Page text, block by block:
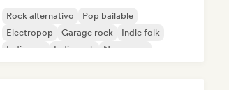
Rock alternativo
Pop bailable
Electropop
Garage rock
Indie folk
Indie pop
Indie rock New wave